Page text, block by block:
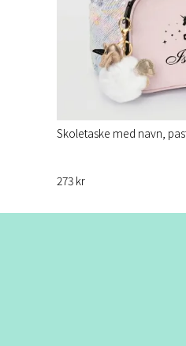
Skoletaske med navn,
273 kr